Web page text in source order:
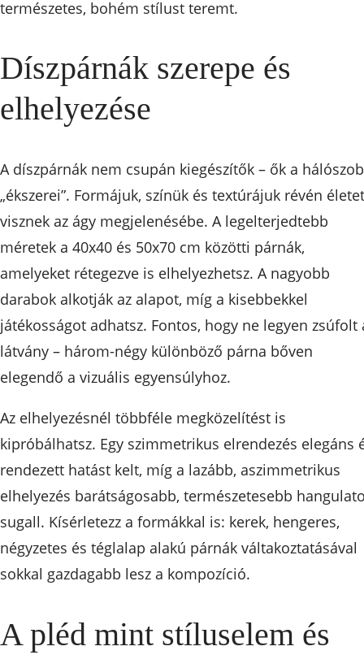
természetes, bohém stílust teremt.
Díszpárnák szerepe és
elhelyezése
A díszpárnák nem csupán kiegészítők – ők a
„ékszerei”. Formájuk, színük és textúrájuk révén életet
visznek az ágy megjelenésébe. A legelterjedtebb
méretek a 40x40 és 50x70 cm közötti párnák,
amelyeket rétegezve is elhelyezhetsz. A nagyobb
darabok alkotják az alapot, míg a kisebbekkel
játékosságot adhatsz. Fontos, hogy ne legyen zsúfolt
látvány – három-négy különböző párna bőven
elegendő a vizuális egyensúlyhoz.
Az elhelyezésnél többféle megközelítést is
kipróbálhatsz. Egy szimmetrikus elrendezés elegáns
rendezett hatást kelt, míg a lazább, aszimmetrikus
elhelyezés barátságosabb, természetesebb
sugall. Kísérletezz a formákkal is: kerek, hengeres,
négyzetes és téglalap alakú párnák váltakoztatásával
sokkal gazdagabb lesz a kompozíció.
A pléd mint stíluselem és